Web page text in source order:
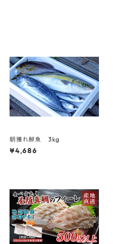
朝獲れ鮮魚 3kg
¥4,686